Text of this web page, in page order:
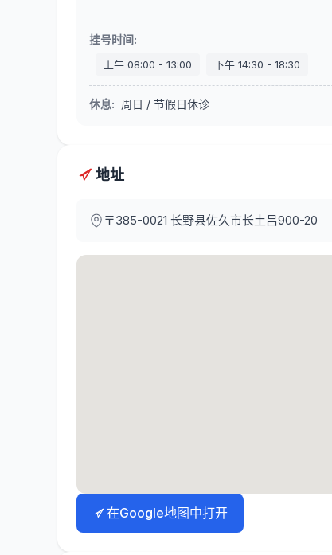
挂号时间:
上午 08:00 - 13:00 下午 14:30 - 18:30
休息: 周日 / 节假日休诊
地址
〒385-0021 长野县佐久市长土吕900-20
在Google地图中打开